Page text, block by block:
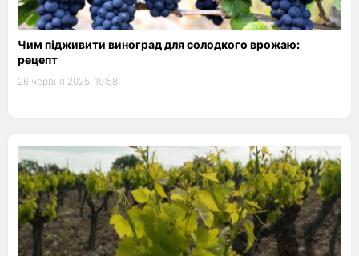
Чим підживити виноград для солодкого врожаю:
рецепт
26 червня 2025, 19:58